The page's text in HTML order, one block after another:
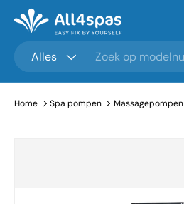
Ga naar inhoud
Alles
Home Spa pompen Massagepompen